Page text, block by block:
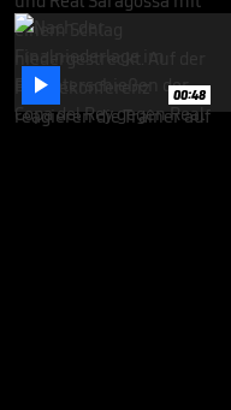
 00:48